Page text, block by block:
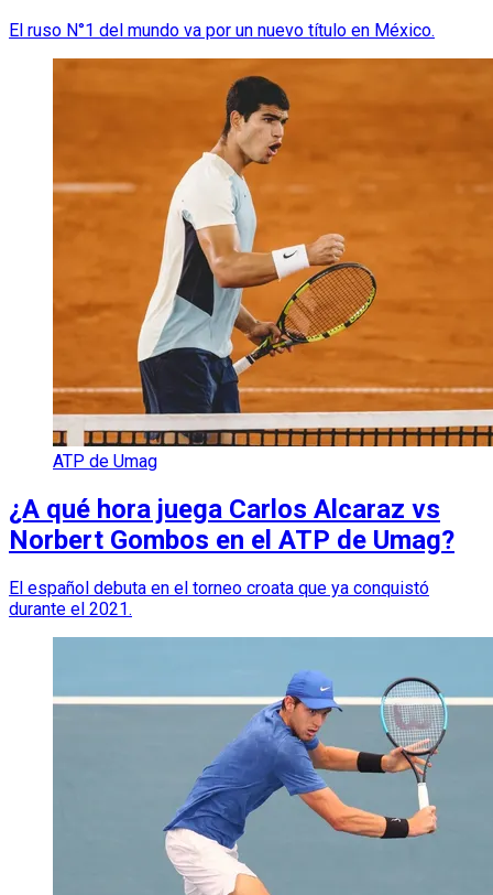
El ruso N°1 del mundo va por un nuevo título en México.
ATP de Umag
¿A qué hora juega Carlos Alcaraz vs
Norbert Gombos en el ATP de Umag?
El español debuta en el torneo croata que ya conquistó
durante el 2021.